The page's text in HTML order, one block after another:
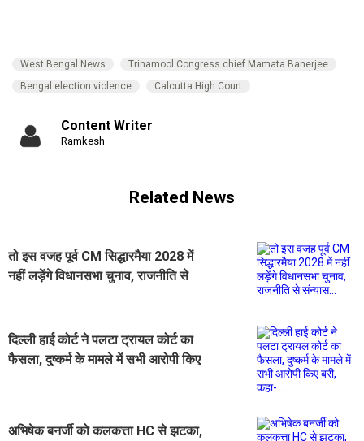
West Bengal News
Trinamool Congress chief Mamata Banerjee
Bengal election violence
Calcutta High Court
Content Writer
Ramkesh
Related News
तो इस वजह पूर्व CM सिद्धारमैया 2028 में
नहीं लड़ेंगे विधानसभा चुनाव, राजनीति से
दिल्ली हाई कोर्ट ने पलटा ट्रायल कोर्ट का
फैसला, दुष्कर्म के मामले में सभी आरोपी किए
अभिषेक बनर्जी को कलकत्ता HC से झटका,